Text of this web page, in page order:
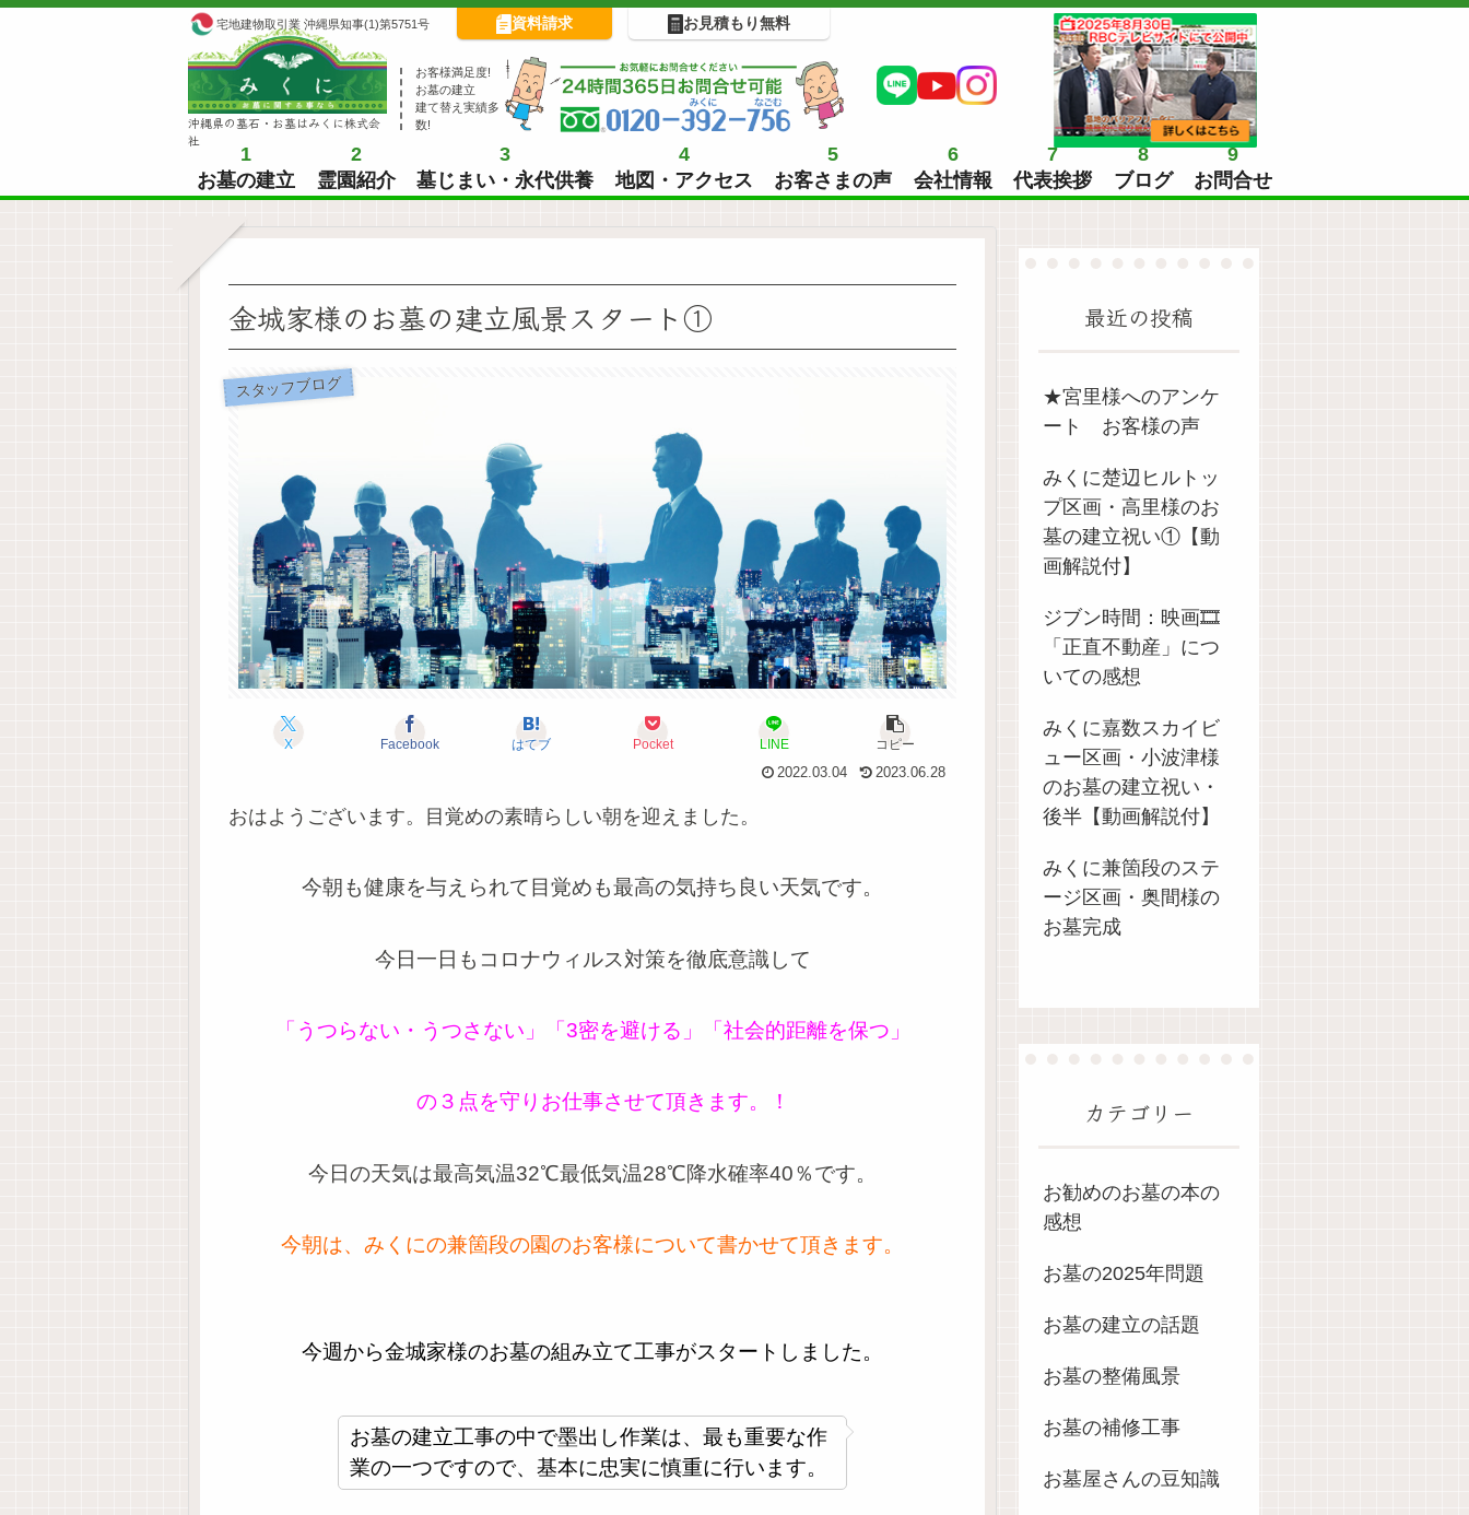
宅地建物取引業 沖縄県知事(1)第5751号 資料請求 お見積もり無料
沖縄県の墓石・お墓はみくに株式会
社
お客様満足度!
お墓の建立
建て替え実績多
数!
1
お墓の建立
2
霊園紹介
3
墓じまい・永代供養
4
地図・アクセス
5
お客さまの声
6
会社情報
7
代表挨拶
8
ブログ
9
お問合せ
金城家様のお墓の建立風景スタート①
スタッフブログ
X Facebook はてブ Pocket LINE
コピー
2022.03.04
2023.06.28
おはようございます。目覚めの素晴らしい朝を迎えました。
今朝も健康を与えられて目覚めも最高の気持ち良い天気です。
今日一日もコロナウィルス対策を徹底意識して
「うつらない・うつさない」「3密を避ける」「社会的距離を保つ」
の３点を守りお仕事させて頂きます。！
今日の天気は最高気温32℃最低気温28℃降水確率40％です。
今朝は、みくにの兼箇段の園のお客様について書かせて頂きます。
今週から金城家様のお墓の組み立て工事がスタートしました。
お墓の建立工事の中で墨出し作業は、最も重要な作
業の一つですので、基本に忠実に慎重に行います。
最近の投稿
★宮里様へのアンケ
ート お客様の声
みくに楚辺ヒルトッ
プ区画・高里様のお
墓の建立祝い①【動
画解説付】
ジブン時間：映画🎞️
「正直不動産」につ
いての感想
みくに嘉数スカイビ
ュー区画・小波津様
のお墓の建立祝い・
後半【動画解説付】
みくに兼箇段のステ
ージ区画・奥間様の
お墓完成
カテゴリー
お勧めのお墓の本の
感想
お墓の2025年問題
お墓の建立の話題
お墓の整備風景
お墓の補修工事
お墓屋さんの豆知識